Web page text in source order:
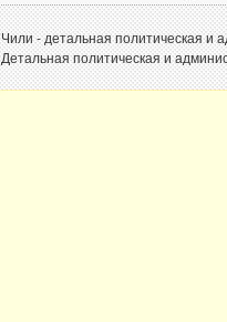
Чили - детальная политическая и
Детальная политическая и